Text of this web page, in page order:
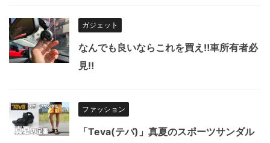
ガジェット
なんでも良いならこれを買え‼︎車所有者必
見‼︎
ファッション
「Teva(テバ)」真夏のスポーツサンダル